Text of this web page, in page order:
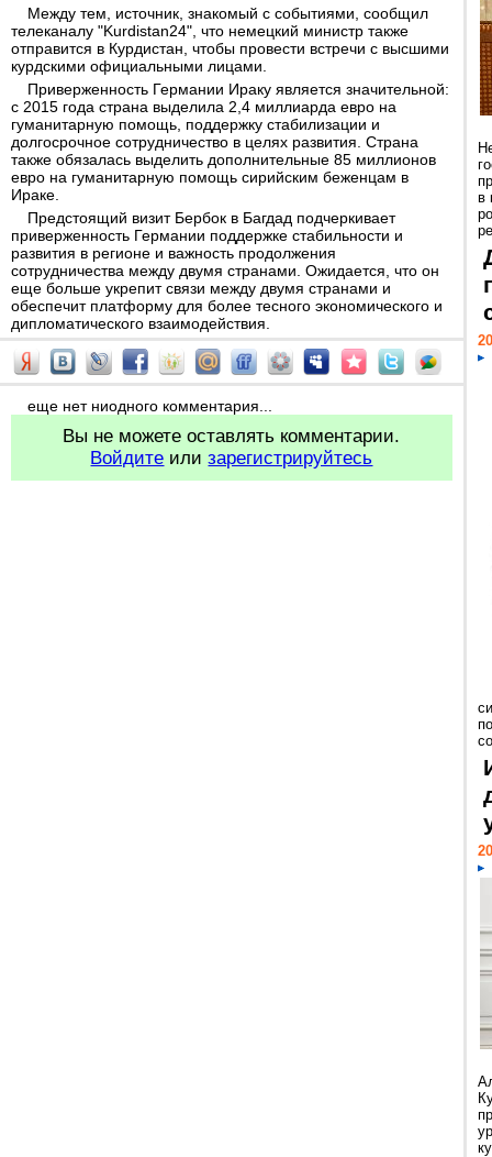
Между тем, источник, знакомый с событиями, сообщил
телеканалу "Kurdistan24", что немецкий министр также
отправится в Курдистан, чтобы провести встречи с высшими
курдскими официальными лицами.
Приверженность Германии Ираку является значительной:
с 2015 года страна выделила 2,4 миллиарда евро на
гуманитарную помощь, поддержку стабилизации и
долгосрочное сотрудничество в целях развития. Страна
также обязалась выделить дополнительные 85 миллионов
евро на гуманитарную помощь сирийским беженцам в
Ираке.
Предстоящий визит Бербок в Багдад подчеркивает
приверженность Германии поддержке стабильности и
развития в регионе и важность продолжения
сотрудничества между двумя странами. Ожидается, что он
еще больше укрепит связи между двумя странами и
обеспечит платформу для более тесного экономического и
дипломатического взаимодействия.
еще нет ниодного комментария...
Вы не можете оставлять комментарии.
Войдите илизарегистрируйтесь
в